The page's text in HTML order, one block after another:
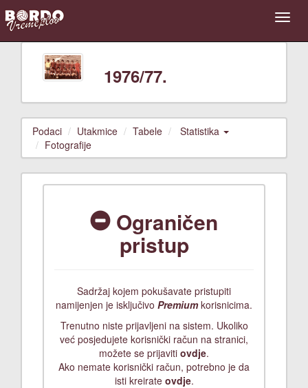
1976/77.
Podaci Utakmice Tabele
Statistika
Fotografije
Ograničen
pristup
Sadržaj kojem pokušavate pristupiti
namijenjen je isključivo Premiumkorisnicima.
Trenutno niste prijavljeni na sistem. Ukoliko
već posjedujete korisnički račun na stranici,
možete se prijaviti ovdje.
Ako nemate korisnički račun, potrebno je da
isti kreirate ovdje.